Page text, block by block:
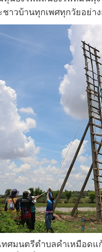
าวบ้านทุกเพศทุกวัยอย่า
ศมนตรีตำบลคำเหมือดแ